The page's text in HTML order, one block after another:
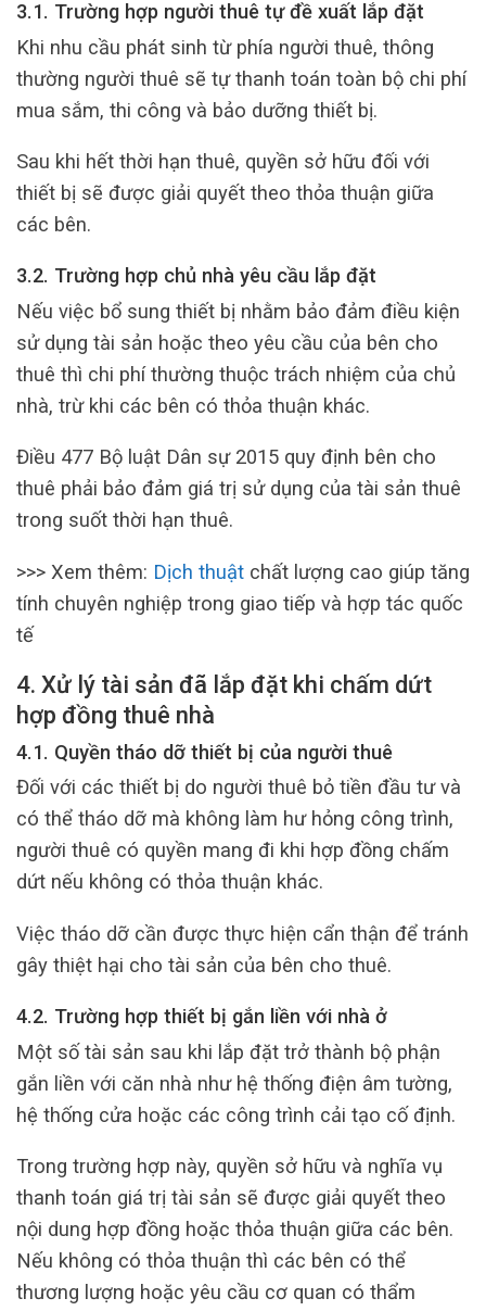
3.1. Trường hợp người thuê tự đề xuất lắp đặt
Khi nhu cầu phát sinh từ phía người thuê, thông
thường người thuê sẽ tự thanh toán toàn bộ chi phí
mua sắm, thi công và bảo dưỡng thiết bị.
Sau khi hết thời hạn thuê, quyền sở hữu đối với
thiết bị sẽ được giải quyết theo thỏa thuận giữa
các bên.
3.2. Trường hợp chủ nhà yêu cầu lắp đặt
Nếu việc bổ sung thiết bị nhằm bảo đảm điều kiện
sử dụng tài sản hoặc theo yêu cầu của bên cho
thuê thì chi phí thường thuộc trách nhiệm của chủ
nhà, trừ khi các bên có thỏa thuận khác.
Điều 477 Bộ luật Dân sự 2015 quy định bên cho
thuê phải bảo đảm giá trị sử dụng của tài sản thuê
trong suốt thời hạn thuê.
>>> Xem thêm: Dịch thuật chất lượng cao giúp tăng
tính chuyên nghiệp trong giao tiếp và hợp tác quốc
tế
4. Xử lý tài sản đã lắp đặt khi chấm dứt
hợp đồng thuê nhà
4.1. Quyền tháo dỡ thiết bị của người thuê
Đối với các thiết bị do người thuê bỏ tiền đầu tư và
có thể tháo dỡ mà không làm hư hỏng công trình,
người thuê có quyền mang đi khi hợp đồng chấm
dứt nếu không có thỏa thuận khác.
Việc tháo dỡ cần được thực hiện cẩn thận để tránh
gây thiệt hại cho tài sản của bên cho thuê.
4.2. Trường hợp thiết bị gắn liền với nhà ở
Một số tài sản sau khi lắp đặt trở thành bộ phận
gắn liền với căn nhà như hệ thống điện âm tường,
hệ thống cửa hoặc các công trình cải tạo cố định.
Trong trường hợp này, quyền sở hữu và nghĩa vụ
thanh toán giá trị tài sản sẽ được giải quyết theo
nội dung hợp đồng hoặc thỏa thuận giữa các bên.
Nếu không có thỏa thuận thì các bên có thể
thương lượng hoặc yêu cầu cơ quan có thẩm